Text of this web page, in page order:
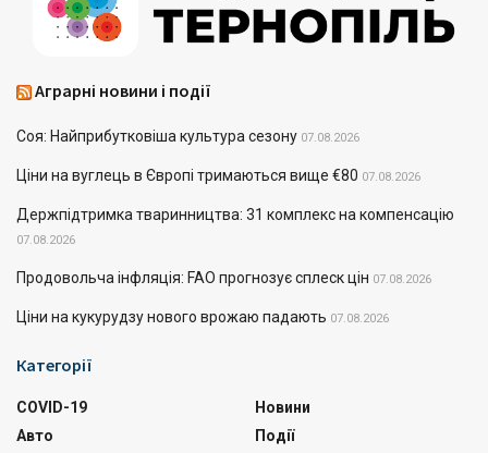
Аграрні новини і події
Соя: Найприбутковіша культура сезону 07.08.2026
Ціни на вуглець в Європі тримаються вище €80 07.08.2026
Держпідтримка тваринництва: 31 комплекс на компенсацію
07.08.2026
Продовольча інфляція: FAO прогнозує сплеск цін 07.08.2026
Ціни на кукурудзу нового врожаю падають 07.08.2026
Категорії
COVID-19
Авто
Новини
Події